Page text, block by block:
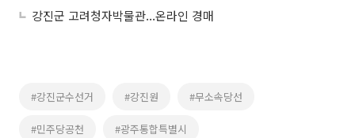
강진군 고려청자박물관...온라인 경매
#강진군수선거 #강진원 #무소속당선
#민주당공천 #광주통합특별시